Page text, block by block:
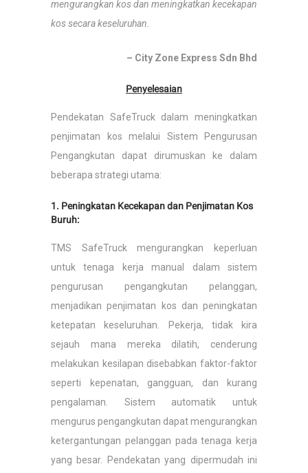
mengurangkan kos dan meningkatkan kecekapan
kos secara keseluruhan.
– City Zone Express Sdn Bhd
Penyelesaian
Pendekatan SafeTruck dalam meningkatkan
penjimatan kos melalui Sistem Pengurusan
Pengangkutan dapat dirumuskan ke dalam
beberapa strategi utama:
1. Peningkatan Kecekapan dan Penjimatan Kos
Buruh:
TMS SafeTruck mengurangkan keperluan
untuk tenaga kerja manual dalam sistem
pengurusan pengangkutan pelanggan,
menjadikan penjimatan kos dan peningkatan
ketepatan keseluruhan. Pekerja, tidak kira
sejauh mana mereka dilatih, cenderung
melakukan kesilapan disebabkan faktor-faktor
seperti kepenatan, gangguan, dan kurang
pengalaman. Sistem automatik untuk
mengurus pengangkutan dapat mengurangkan
ketergantungan pelanggan pada tenaga kerja
yang besar. Pendekatan yang dipermudah ini